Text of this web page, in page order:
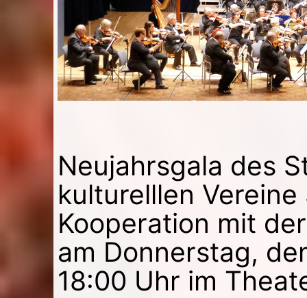
Neujahrsgala des
kulturelllen Vereine
Kooperation mit
am Donnerstag,
18:00 Uhr im